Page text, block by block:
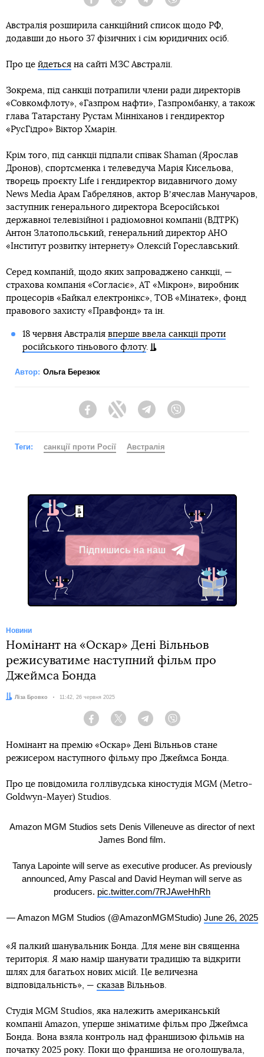
Facebook Twitter Telegram
Австралія розширила санкційний список щодо РФ,
додавши до нього 37 фізичних і сім юридичних осіб.
Про це йдеться на сайті МЗС Австралії.
Зокрема, під санкції потрапили члени ради директорів
«Совкомфлоту», «Газпром нафти», Газпромбанку, а також
глава Татарстану Рустам Мінніханов і гендиректор
«РусГідро» Віктор Хмарін.
Крім того, під санкції підпали співак Shaman (Ярослав
Дронов), спортсменка і телеведуча Марія Кисельова,
творець проєкту Life і гендиректор видавничого дому
News Media Арам Габрелянов, актор Вʼячеслав Манучаров,
заступник генерального директора Всеросійської
державної телевізійної і радіомовної компанії (ВДТРК)
Антон Златопольський, генеральний директор АНО
«Інститут розвитку інтернету» Олексій Гореславський.
Серед компаній, щодо яких запроваджено санкції, —
страхова компанія «Согласіє», АТ «Мікрон», виробник
процесорів «Байкал електронікс», ТОВ «Мінатек», фонд
правового захисту «Правфонд» та ін.
18 червня Австралія вперше ввела санкції проти
російського тіньового флоту.
Автор: Ольга Березюк
FacebookTwitter Telegram
Теги: санкції проти Росії Австралія
Підпишись на наш
Telegram
Новини
Номінант на «Оскар» Дені Вільньов
режисуватиме наступний фільм про
Джеймса Бонда
Автор:
Ліза Бровко Дата:
11:42, 26 червня 2025
Facebook Twitter Telegram
Номінант на премію «Оскар» Дені Вільньов стане
режисером наступного фільму про Джеймса Бонда.
Про це повідомила голлівудська кіностудія MGM (Metro-
Goldwyn-Mayer) Studios.
Amazon MGM Studios sets Denis Villeneuve as director of next
James Bond film.
Tanya Lapointe will serve as executive producer. As previously
announced, Amy Pascal and David Heyman will serve as
producers. pic.twitter.com/7RJAweHhRh
— Amazon MGM Studios (@AmazonMGMStudio) June 26, 2025
«Я палкий шанувальник Бонда. Для мене він священна
територія. Я маю намір шанувати традицію та відкрити
шлях для багатьох нових місій. Це величезна
відповідальність», — сказав Вільньов.
Студія MGM Studios, яка належить американській
компанії Amazon, уперше зніматиме фільм про Джеймса
Бонда. Вона взяла контроль над франшизою фільмів на
початку 2025 року. Поки що франшиза не оголошувала,